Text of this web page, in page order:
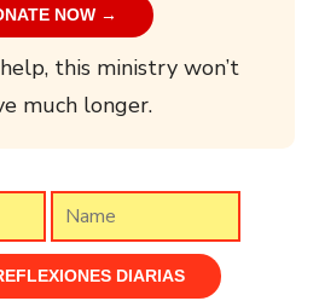
NOW →
this ministry won’t
much longer.